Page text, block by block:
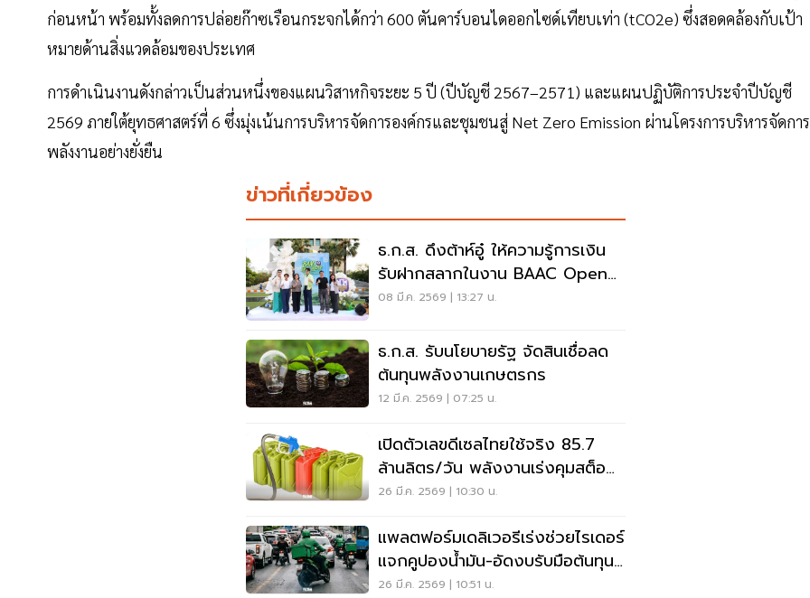
ก่อนหน้า พร้อมทั้งลดการปล่อยก๊าซเรือนกระจกได้กว่า 600 ตันคาร์บอนไดออกไซด์เทียบเท่า (tCO2e) ซึ่งสอดคล้องกับเป้า
หมายด้านสิ่งแวดล้อมของประเทศ
การดำเนินงานดังกล่าวเป็นส่วนหนึ่งของแผนวิสาหกิจระยะ 5 ปี (ปีบัญชี 2567–2571) และแผนปฏิบัติการประจำปีบัญชี
2569 ภายใต้ยุทธศาสตร์ที่ 6 ซึ่งมุ่งเน้นการบริหารจัดการองค์กรและชุมชนสู่ Net Zero Emission ผ่านโครงการบริหารจัดการ
พลังงานอย่างยั่งยืน
ข่าวที่เกี่ยวข้อง
ธ.ก.ส. ดึงต้าห์อู๋ ให้ความรู้การเงิน
รับฝากสลากในงาน BAAC Open
House
08 มี.ค. 2569 | 13:27 น.
ธ.ก.ส. รับนโยบายรัฐ จัดสินเชื่อลด
ต้นทุนพลังงานเกษตรกร
12 มี.ค. 2569 | 07:25 น.
เปิดตัวเลขดีเซลไทยใช้จริง 85.7
ล้านลิตร/วัน พลังงานเร่งคุมสต็อก-
กระจายทั่วถึง
26 มี.ค. 2569 | 10:30 น.
แพลตฟอร์มเดลิเวอรีเร่งช่วยไรเดอร์
แจกคูปองน้ำมัน-อัดงบรับมือต้นทุน
พุ่ง
26 มี.ค. 2569 | 10:51 น.